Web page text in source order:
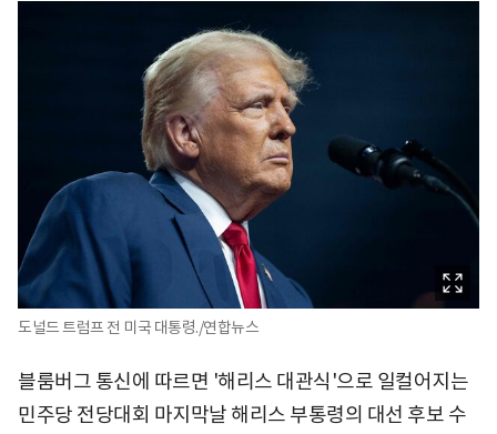
도널드 트럼프 전 미국 대통령./연합뉴스
블룸버그 통신에 따르면 '해리스 대관식'으로 일컬어지는
민주당 전당대회 마지막날 해리스 부통령의 대선 후보 수